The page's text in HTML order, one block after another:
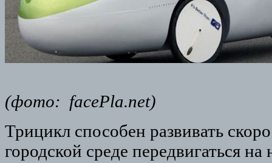
(фото: facePla.net)
Трицикл способен развивать
городской среде передвигаться